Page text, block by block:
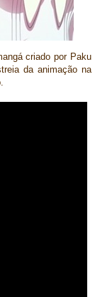
criado por Paku
da animação na